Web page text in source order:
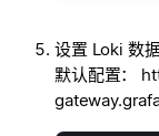
设置 Loki 数
默认配置：